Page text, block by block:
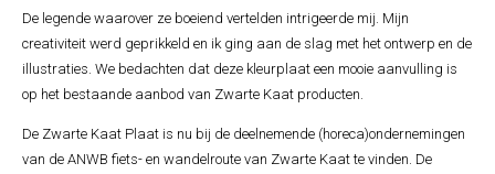
De legende waarover ze boeiend vertelden intrigeerde mij. Mijn
creativiteit werd geprikkeld en ik ging aan de slag met het ontwerp en de
illustraties. We bedachten dat deze kleurplaat een mooie aanvulling is
op het bestaande aanbod van Zwarte Kaat producten.
De Zwarte Kaat Plaat is nu bij de deelnemende (horeca)ondernemingen
van de ANWB fiets- en wandelroute van Zwarte Kaat te vinden. De